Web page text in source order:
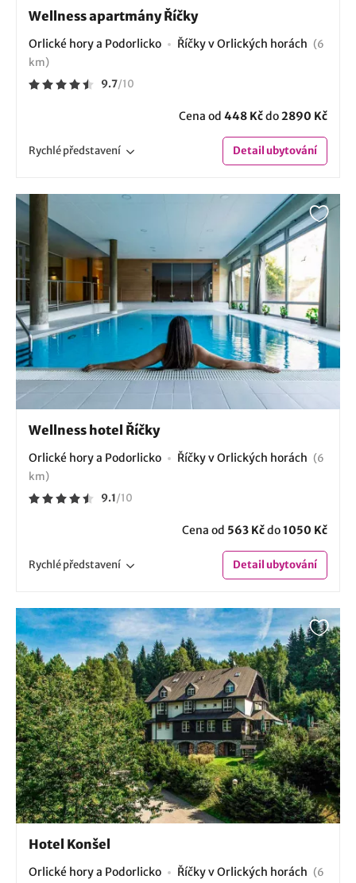
Wellness apartmány Říčky
Orlické hory a Podorlicko Říčky v Orlických horách (6
km)
9.7/10
Cena od 448 Kčdo2890 Kč
Rychlépředstavení Detailubytování
Wellness hotel Říčky
Orlické hory a Podorlicko Říčky v Orlických horách (6
km)
9.1/10
Cena od 563 Kčdo1050 Kč
Rychlépředstavení Detailubytování
Hotel Konšel
Orlické hory a Podorlicko Říčky v Orlických horách (6